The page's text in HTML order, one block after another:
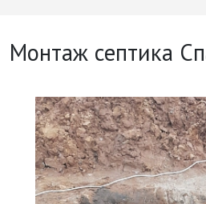
Монтаж септика